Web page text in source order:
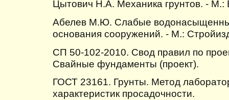
Цытович Н.А. Механика грунтов. -
Абелев М.Ю. Слабые
основания сооружений. - М.:
СП 50-102-2010. Свод правил по
Свайные фундаменты (проект).
ГОСТ 23161. Грунты. Метод
характеристик просадочности.